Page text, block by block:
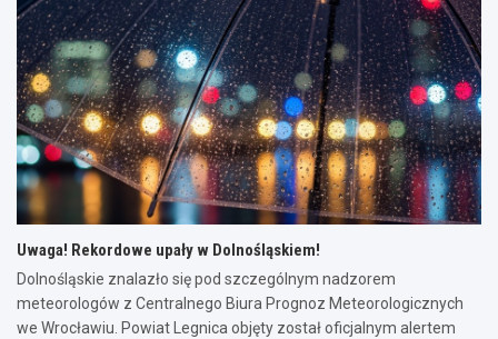
Uwaga! Rekordowe upały w Dolnośląskiem!
Dolnośląskie znalazło się pod szczególnym nadzorem
meteorologów z Centralnego Biura Prognoz Meteorologicznych
we Wrocławiu. Powiat Legnica objęty został oficjalnym alertem